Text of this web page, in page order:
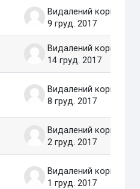
9 груд. 2017
14 груд. 2017
8 груд. 2017
2 груд. 2017
1 груд. 2017